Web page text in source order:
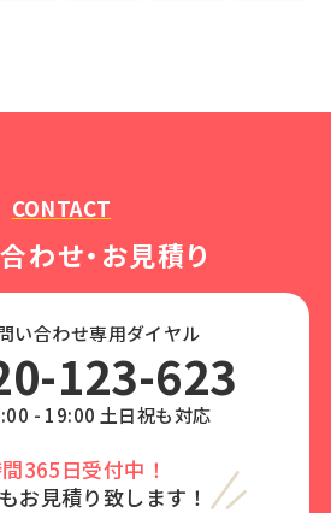
CONTACT
わせ・お見積り
い合わせ専用ダイヤル
123-623
- 19:00 土日祝も対応
365日受付中！
お見積り致します！